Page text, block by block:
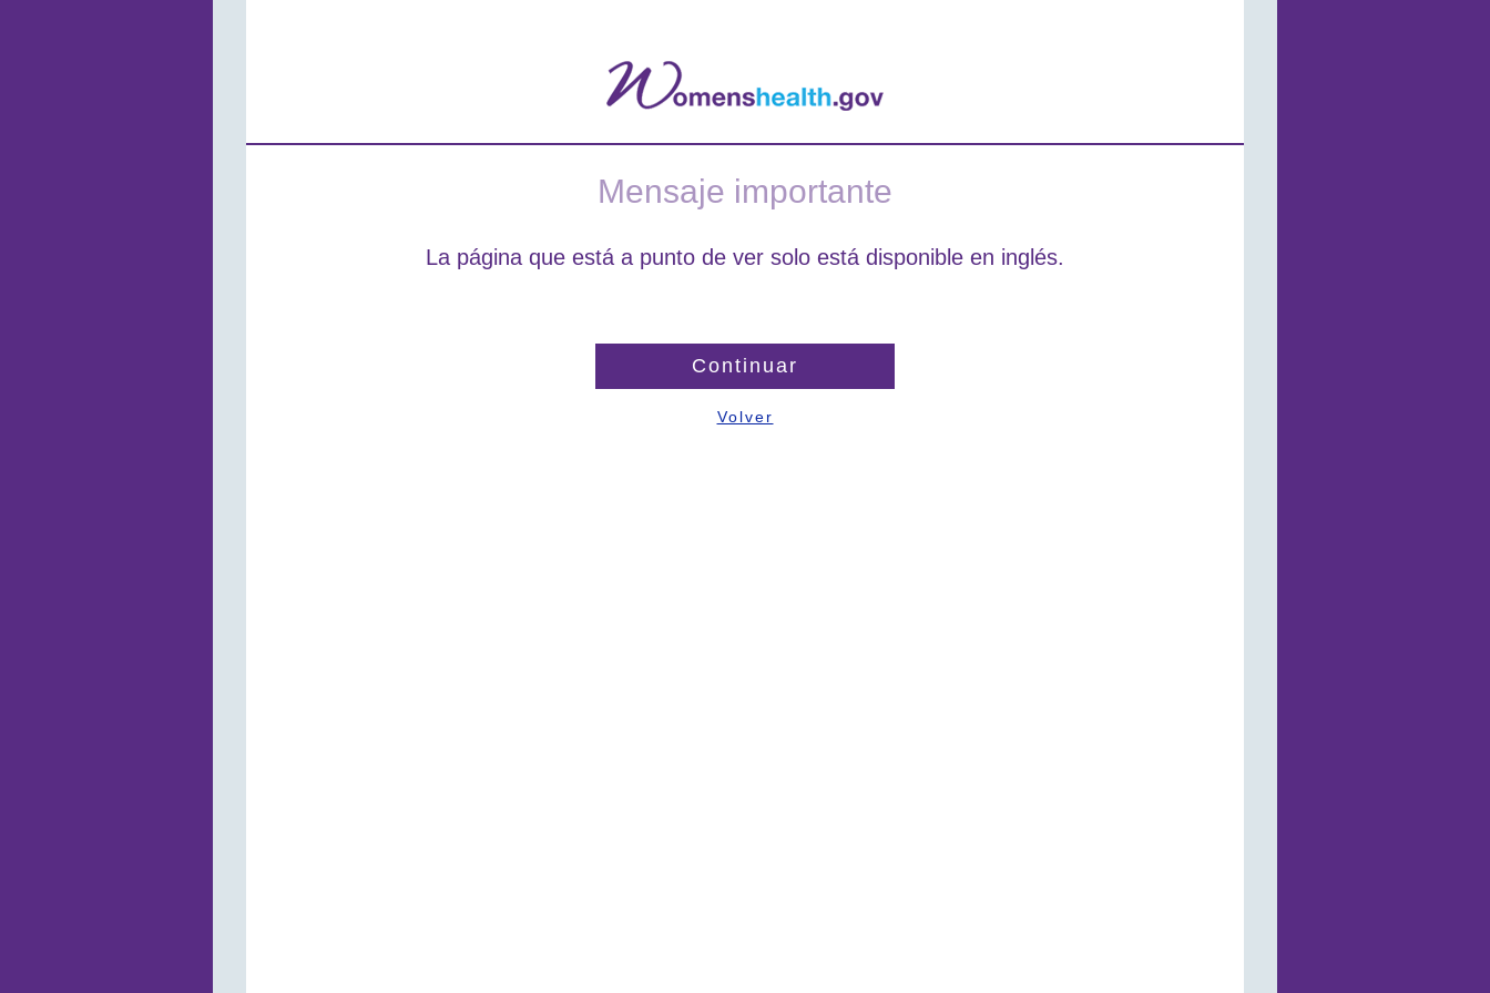
Mensaje importante
La página que está a punto de ver solo está disponible en inglés.
Continuar
Volver